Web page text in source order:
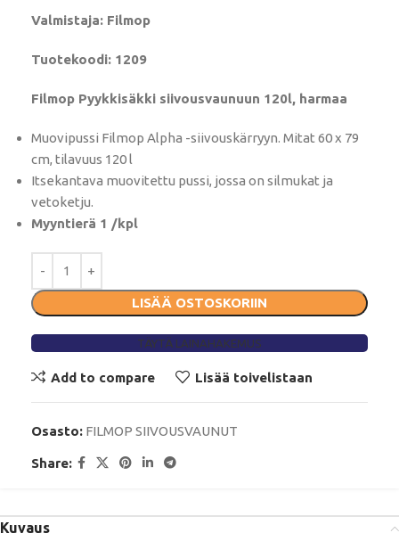
Valmistaja: Filmop
Tuotekoodi: 1209
Filmop Pyykkisäkki siivousvaunuun 120l, harmaa
Muovipussi Filmop Alpha -siivouskärryyn. Mitat 60 x 79
cm, tilavuus 120 l
Itsekantava muovitettu pussi, jossa on silmukat ja
vetoketju.
Myyntierä 1 /kpl
LISÄÄ OSTOSKORIIN
TÄYTÄ LAINAHAKEMUS
Add to compare Lisää toivelistaan
Osasto: FILMOP SIIVOUSVAUNUT
Share:
Kuvaus